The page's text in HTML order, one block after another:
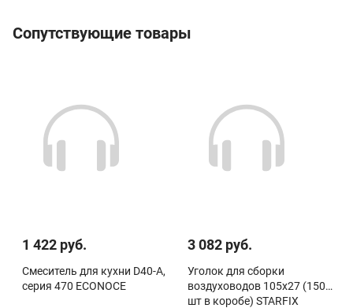
Сопутствующие товары
1 422 руб.
Смеситель для кухни D40-A,
серия 470 ECONOCE
3 082 руб.
Уголок для сборки
воздуховодов 105х27 (150
шт в коробе) STARFIX